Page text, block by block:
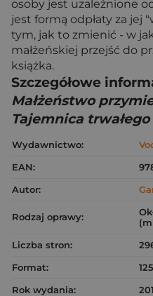
osoby jest uzależnione
jest formą odpłaty za jej
tym, jak to zmienić - w
małżeńskiej przejść do
książka.
Szczegółowe
Małżeństwo
Tajemnica
Wydawnictwo:
EAN:
Autor:
Rodzaj oprawy:
Liczba stron:
Format:
Rok wydania: